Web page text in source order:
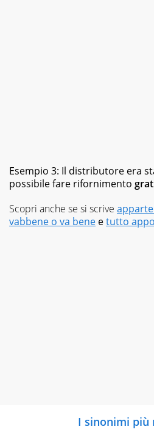
Esempio 3: Il distributore era
possibile fare rifornimento
Scopri anche se si scrive
vabbene o va bene etutto
I sinonimi più